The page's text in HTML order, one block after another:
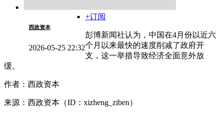
西政资本
2026-05-25 22:32
+订阅
彭博新闻社认为，中国在4月份以近六
个月以来最快的速度削减了政府开
支，这一举措导致经济全面意外放
缓。
作者：西政资本
来源：西政资本（ID：xizheng_ziben）